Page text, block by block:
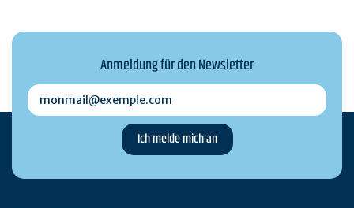
Anmeldung für den Newsletter
monmail@exemple.com